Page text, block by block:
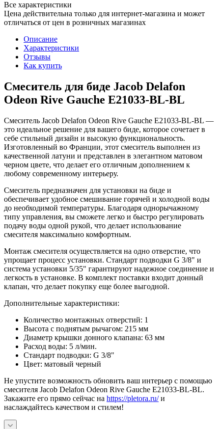
Все характеристики
Цена действительна только для интернет-магазина и может
отличаться от цен в розничных магазинах
Описание
Характеристики
Отзывы
Как купить
Смеситель для биде Jacob Delafon
Odeon Rive Gauche E21033-BL-BL
Смеситель Jacob Delafon Odeon Rive Gauche E21033-BL-BL —
это идеальное решение для вашего биде, которое сочетает в
себе стильный дизайн и высокую функциональность.
Изготовленный во Франции, этот смеситель выполнен из
качественной латуни и представлен в элегантном матовом
черном цвете, что делает его отличным дополнением к
любому современному интерьеру.
Смеситель предназначен для установки на биде и
обеспечивает удобное смешивание горячей и холодной воды
до необходимой температуры. Благодаря однорычажному
типу управления, вы сможете легко и быстро регулировать
подачу воды одной рукой, что делает использование
смесителя максимально комфортным.
Монтаж смесителя осуществляется на одно отверстие, что
упрощает процесс установки. Стандарт подводки G 3/8" и
система установки 5/35" гарантируют надежное соединение и
легкость в установке. В комплект поставки входит донный
клапан, что делает покупку еще более выгодной.
Дополнительные характеристики:
Количество монтажных отверстий: 1
Высота с поднятым рычагом: 215 мм
Диаметр крышки донного клапана: 63 мм
Расход воды: 5 л/мин.
Стандарт подводки: G 3/8"
Цвет: матовый черный
Не упустите возможность обновить ваш интерьер с помощью
смесителя Jacob Delafon Odeon Rive Gauche E21033-BL-BL.
Закажите его прямо сейчас на https://pletora.ru/и
наслаждайтесь качеством и стилем!